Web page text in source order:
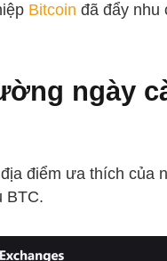
Bitcoin đã đẩy nhu
ngày
điểm ưa thích của
BTC.